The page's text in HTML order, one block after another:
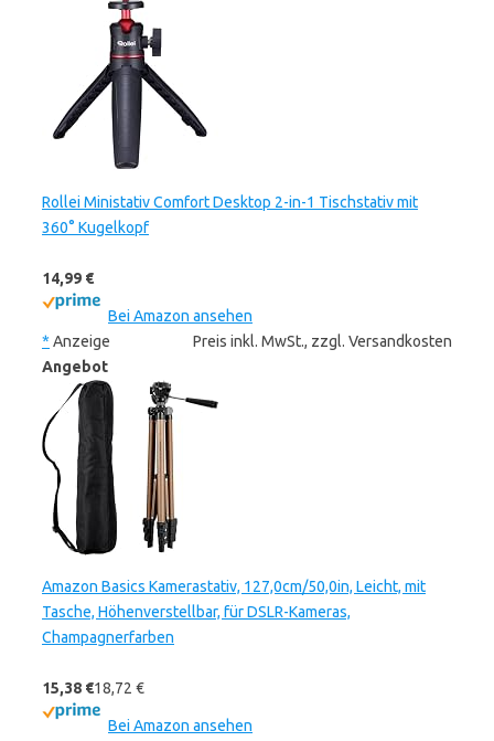
Rollei Ministativ Comfort Desktop 2-in-1 Tischstativ mit
360° Kugelkopf
14,99 €
Bei Amazon ansehen
* Anzeige
Preis inkl. MwSt., zzgl. Versandkosten
Angebot
Amazon Basics Kamerastativ, 127,0cm/50,0in, Leicht, mit
Tasche, Höhenverstellbar, für DSLR-Kameras,
Champagnerfarben
15,38 €18,72 €
Bei Amazon ansehen